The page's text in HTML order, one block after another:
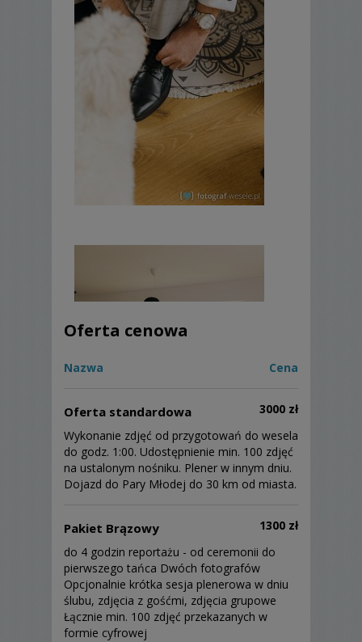
Oferta cenowa
Nazwa Cena
Oferta standardowa
3000 zł
Wykonanie zdjęć od przygotowań do wesela
do godz. 1:00. Udostępnienie min. 100 zdjęć
na ustalonym nośniku. Plener w innym dniu.
Dojazd do Pary Młodej do 30 km od miasta.
Pakiet Brązowy
1300 zł
do 4 godzin reportażu - od ceremonii do
pierwszego tańca Dwóch fotografów
Opcjonalnie krótka sesja plenerowa w dniu
ślubu, zdjęcia z gośćmi, zdjęcia grupowe
Łącznie min. 100 zdjęć przekazanych w
formie cyfrowej